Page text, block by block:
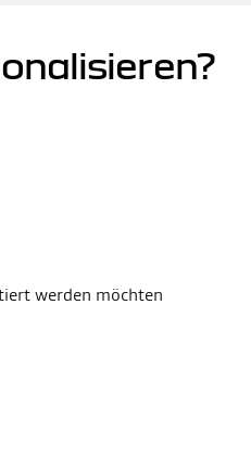
werden möchten